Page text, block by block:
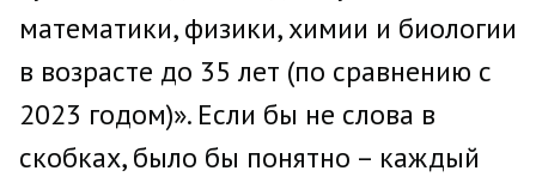
математики, физики, химии и биологии
в возрасте до 35 лет (по сравнению с
2023 годом)». Если бы не слова в
скобках, было бы понятно – каждый